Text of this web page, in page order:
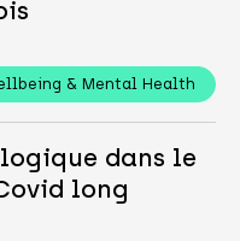
& Mental Health
dans le
long